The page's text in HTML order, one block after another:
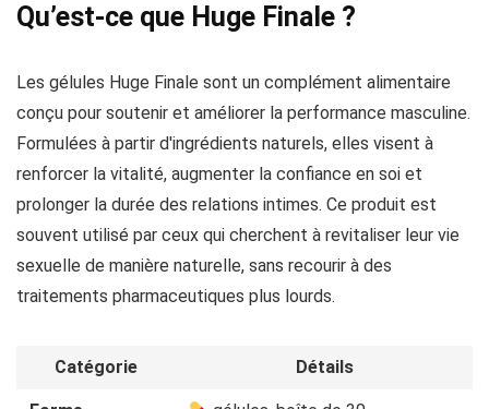
Qu’est-ce que Huge Finale ?
Les gélules Huge Finale sont un complément alimentaire
conçu pour soutenir et améliorer la performance masculine.
Formulées à partir d'ingrédients naturels, elles visent à
renforcer la vitalité, augmenter la confiance en soi et
prolonger la durée des relations intimes. Ce produit est
souvent utilisé par ceux qui cherchent à revitaliser leur vie
sexuelle de manière naturelle, sans recourir à des
traitements pharmaceutiques plus lourds.
Catégorie Détails